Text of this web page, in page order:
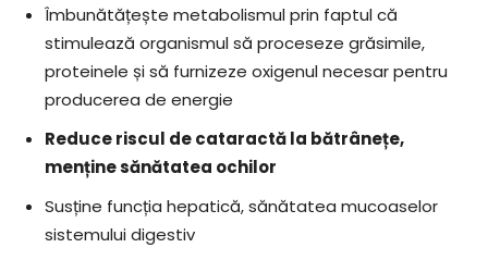
Îmbunătățește metabolismul prin faptul că
stimulează organismul să proceseze grăsimile,
proteinele și să furnizeze oxigenul necesar pentru
producerea de energie
Reduce riscul de cataractă la bătrânețe,
menține sănătatea ochilor
Susține funcția hepatică, sănătatea mucoaselor
sistemului digestiv